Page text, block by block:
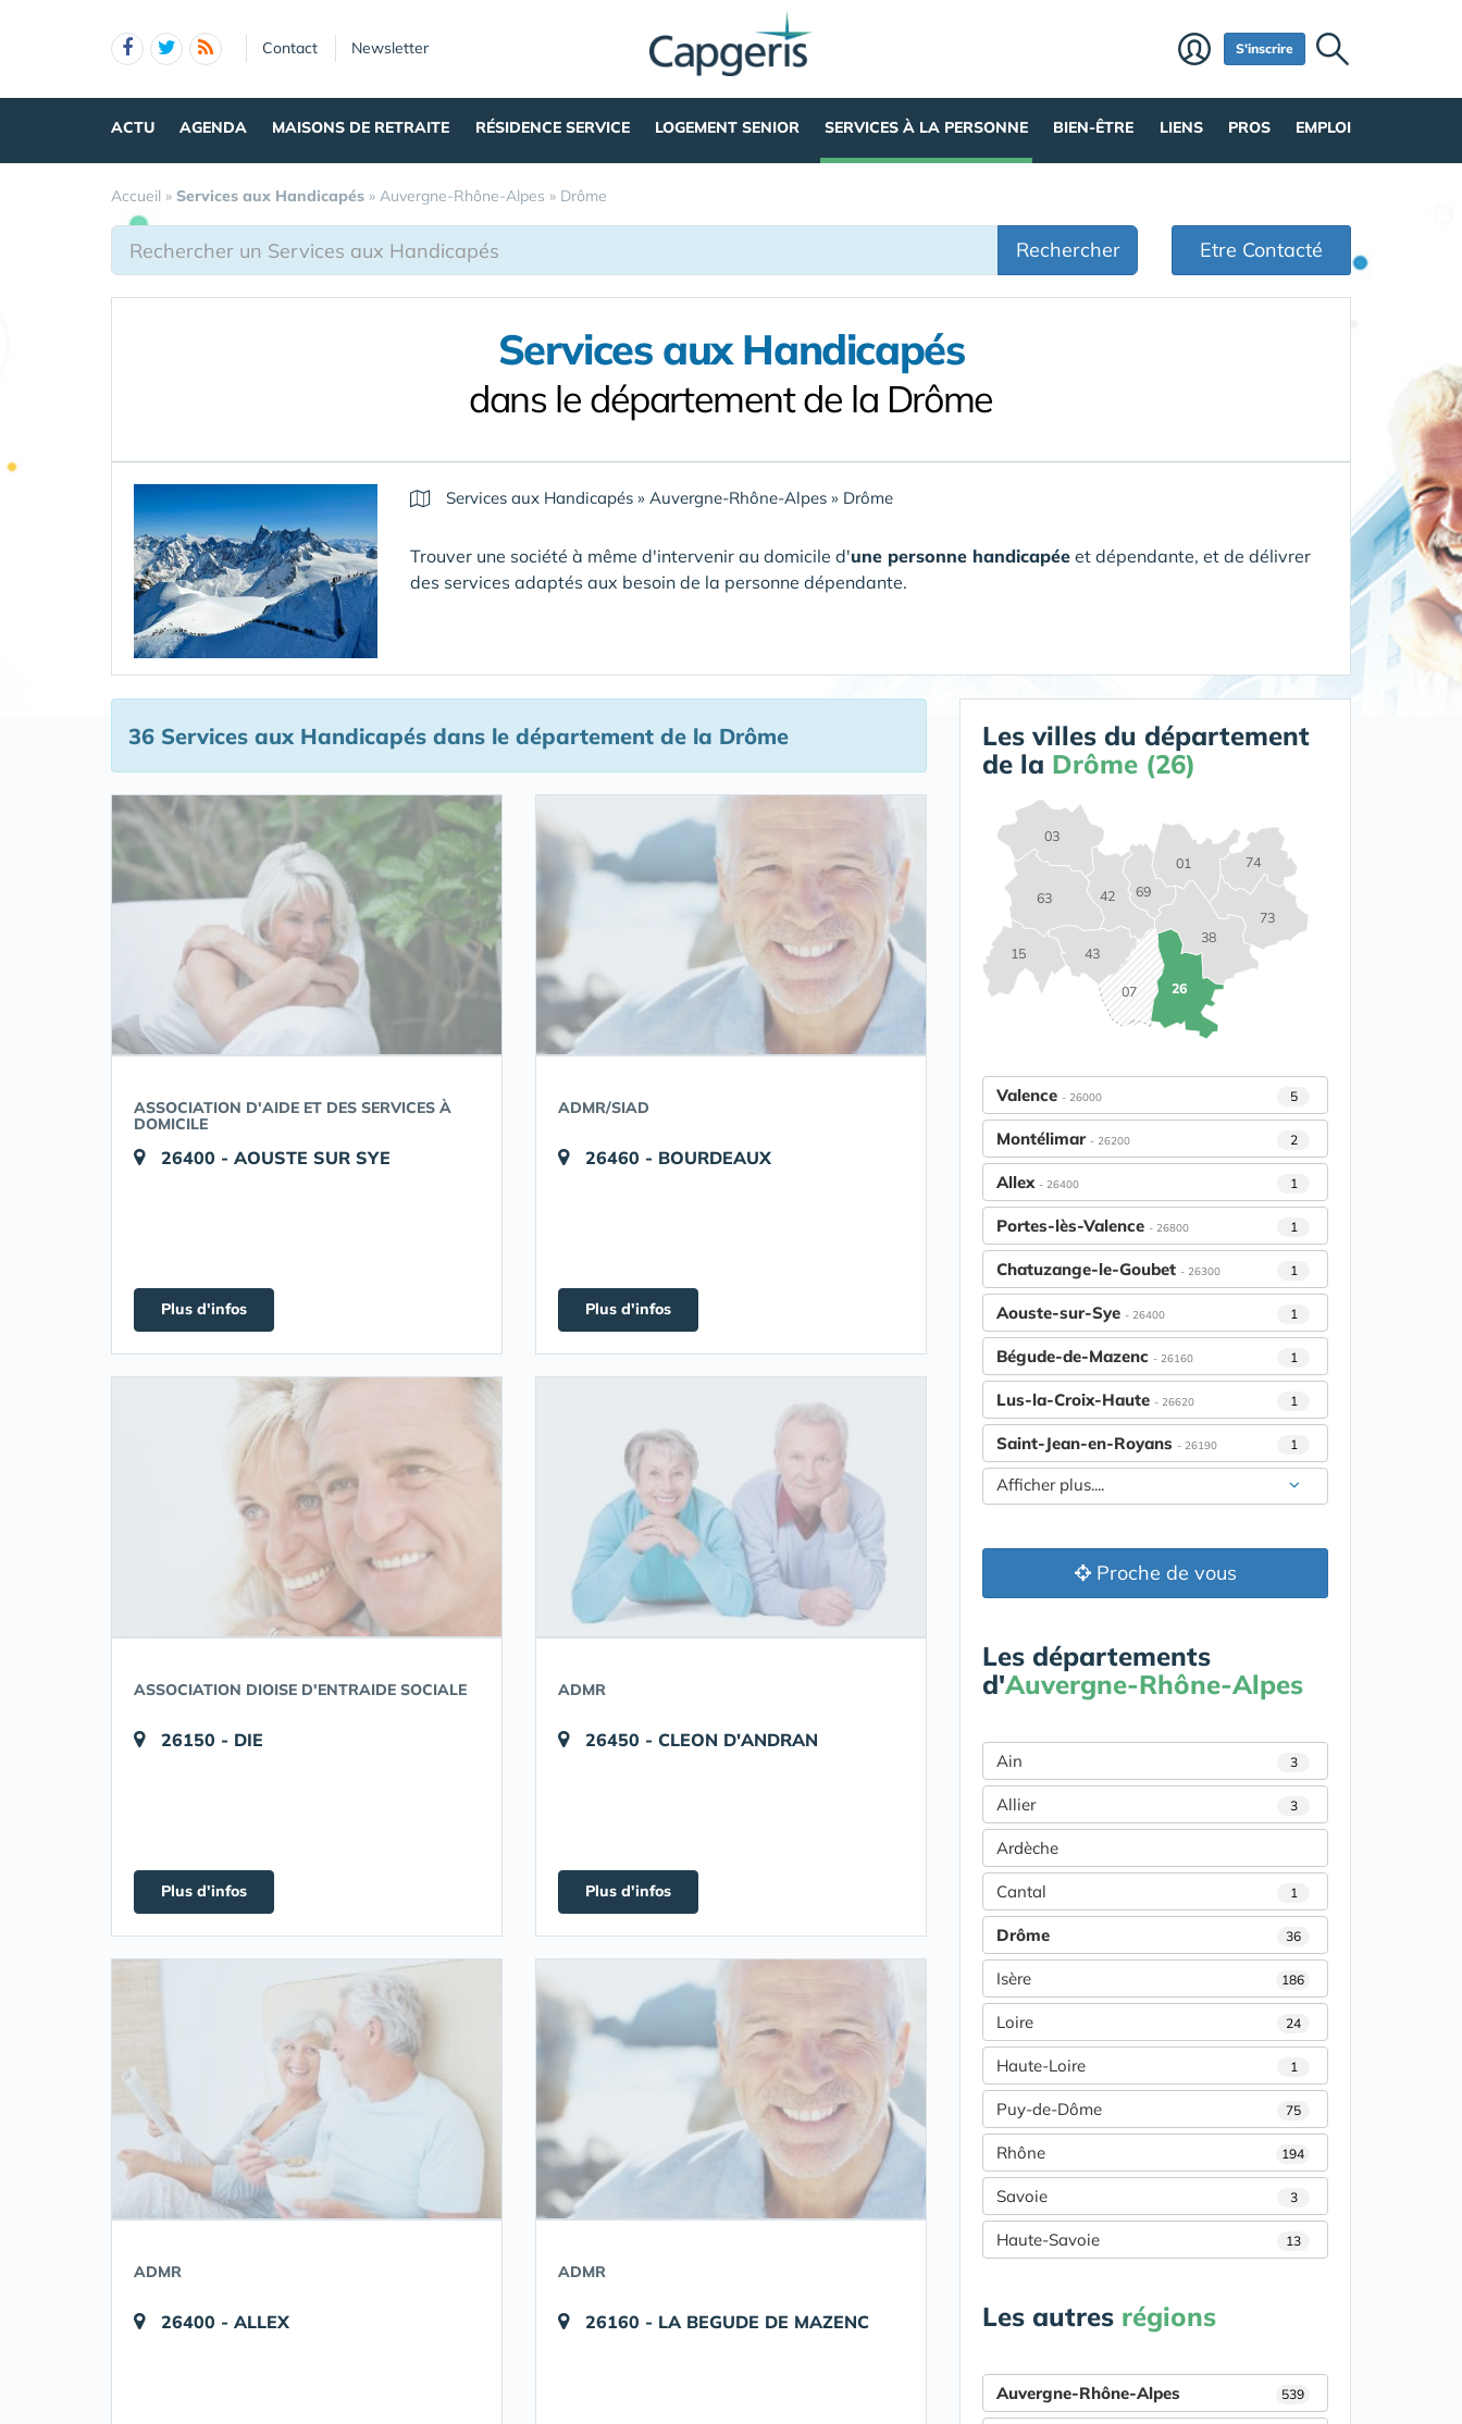
Contact Newsletter S'inscrire
ACTU AGENDA MAISONS DE RETRAITE RÉSIDENCE SERVICE LOGEMENT SENIOR SERVICES À LA PERSONNE BIEN-ÊTRE LIENS PROS EMPLOI
Accueil » Services aux Handicapés » Auvergne-Rhône-Alpes » Drôme
Rechercher Etre Contacté
Services aux Handicapés
dans le département de la Drôme
Services aux Handicapés » Auvergne-Rhône-Alpes » Drôme
Trouver une société à même d'intervenir au domicile d'une personne handicapée et dépendante, et de délivrer
des services adaptés aux besoin de la personne dépendante.
36 Services aux Handicapés dans le département de la Drôme
ASSOCIATION D'AIDE ET DES SERVICES À
DOMICILE
26400 - AOUSTE SUR SYE
Plus d'infos
ADMR/SIAD
26460 - BOURDEAUX
Plus d'infos
ASSOCIATION DIOISE D'ENTRAIDE SOCIALE
26150 - DIE
Plus d'infos
ADMR
26450 - CLEON D'ANDRAN
Plus d'infos
ADMR
26400 - ALLEX
ADMR
26160 - LA BEGUDE DE MAZENC
Les villes du département
de la Drôme (26)
01
03
07
15
26
38
42
43
63
69
73
74
Valence - 26000 5
Montélimar - 26200 2
Allex - 26400 1
Portes-lès-Valence - 26800 1
Chatuzange-le-Goubet - 26300 1
Aouste-sur-Sye - 26400 1
Bégude-de-Mazenc - 26160 1
Lus-la-Croix-Haute - 26620 1
Saint-Jean-en-Royans - 26190 1
Afficher plus....
Proche de vous
Les départements
d'Auvergne-Rhône-Alpes
Ain 3
Allier 3
Ardèche
Cantal 1
Drôme 36
Isère 186
Loire 24
Haute-Loire 1
Puy-de-Dôme 75
Rhône 194
Savoie 3
Haute-Savoie 13
Les autres régions
Auvergne-Rhône-Alpes 539